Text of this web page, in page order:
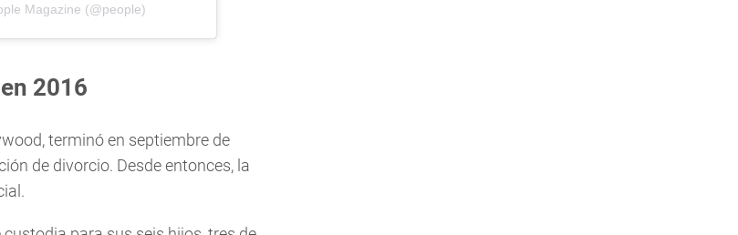
Magazine (@people)
2016
terminó en septiembre de
de divorcio. Desde entonces, la